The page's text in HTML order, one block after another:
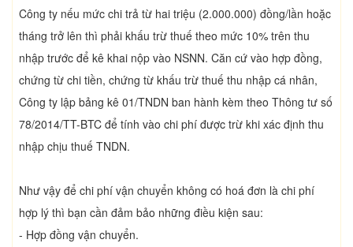
Công ty nếu mức chi trả từ hai triệu (2.000.000) đồng/lần hoặc
tháng trở lên thì phải khấu trừ thuế theo mức 10% trên thu
nhập trước để kê khai nộp vào NSNN. Căn cứ vào hợp đồng,
chứng từ chi tiền, chứng từ khấu trừ thuế thu nhập cá nhân,
Công ty lập bảng kê 01/TNDN ban hành kèm theo Thông tư số
78/2014/TT-BTC để tính vào chi phí được trừ khi xác định thu
nhập chịu thuế TNDN.
Như vậy để chi phí vận chuyển không có hoá đơn là chi phí
hợp lý thì bạn cần đảm bảo những điều kiện sau:
- Hợp đồng vận chuyển.